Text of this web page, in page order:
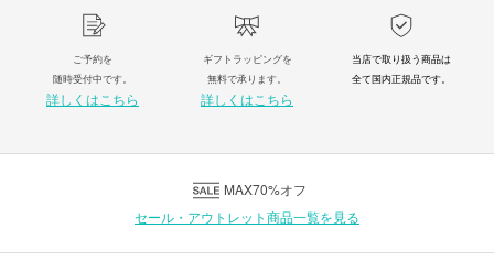
ご予約を
随時受付中です。
詳しくはこちら
ギフトラッピングを
無料で承ります。
詳しくはこちら
当店で取り扱う商品は
全て国内正規品です。
MAX70%オフ
セール・アウトレット商品一覧を見る